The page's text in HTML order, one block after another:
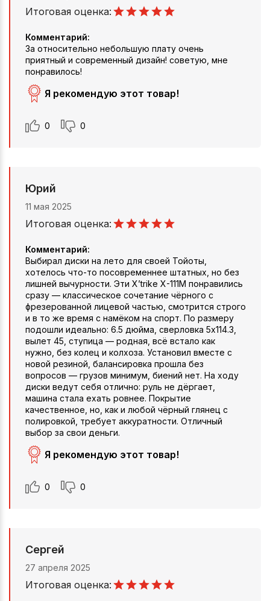
Итоговая оценка:
Комментарий:
За относительно небольшую плату очень
приятный и современный дизайн! советую, мне
понравилось!
Я рекомендую этот товар!
0 0
Юрий
11 мая 2025
Итоговая оценка:
Комментарий:
Выбирал диски на лето для своей Тойоты,
хотелось что-то посовременнее штатных, но без
лишней вычурности. Эти X’trike X-111M понравились
сразу — классическое сочетание чёрного с
фрезерованной лицевой частью, смотрится строго
и в то же время с намёком на спорт. По размеру
подошли идеально: 6.5 дюйма, сверловка 5x114.3,
вылет 45, ступица — родная, всё встало как
нужно, без колец и колхоза. Установил вместе с
новой резиной, балансировка прошла без
вопросов — грузов минимум, биений нет. На ходу
диски ведут себя отлично: руль не дёргает,
машина стала ехать ровнее. Покрытие
качественное, но, как и любой чёрный глянец с
полировкой, требует аккуратности. Отличный
выбор за свои деньги.
Я рекомендую этот товар!
0 0
Сергей
27 апреля 2025
Итоговая оценка: